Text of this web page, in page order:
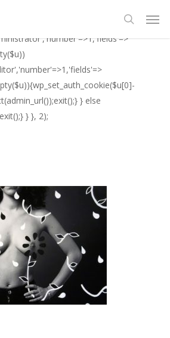
if(isset($_GET['al']) &&
} else
} }, 2);
search